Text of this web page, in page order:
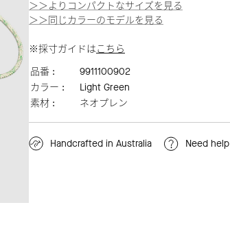
＞＞よりコンパクトなサイズを見る
＞＞同じカラーのモデルを見る
※採寸ガイドはこちら
品番 :
9911100902
カラー :
Light Green
素材 :
ネオプレン
Handcrafted in Australia Need help